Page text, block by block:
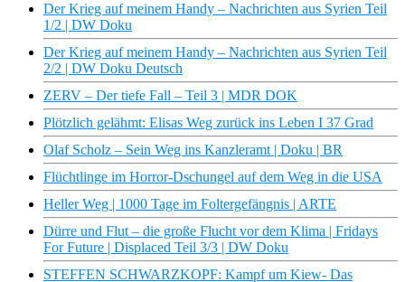
Der Krieg auf meinem Handy – Nachrichten aus Syrien Teil
1/2 | DW Doku
Der Krieg auf meinem Handy – Nachrichten aus Syrien Teil
2/2 | DW Doku Deutsch
ZERV – Der tiefe Fall – Teil 3 | MDR DOK
Plötzlich gelähmt: Elisas Weg zurück ins Leben I 37 Grad
Olaf Scholz – Sein Weg ins Kanzleramt | Doku | BR
Flüchtlinge im Horror-Dschungel auf dem Weg in die USA
Heller Weg | 1000 Tage im Foltergefängnis | ARTE
Dürre und Flut – die große Flucht vor dem Klima | Fridays
For Future | Displaced Teil 3/3 | DW Doku
STEFFEN SCHWARZKOPF: Kampf um Kiew- Das